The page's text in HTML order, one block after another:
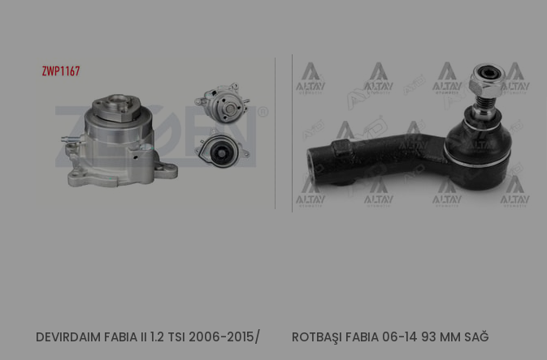
DEVIRDAIM FABIA II 1.2 TSI 2006-2015/ ROTBAŞI FABIA 06-14 93 MM SAĞ